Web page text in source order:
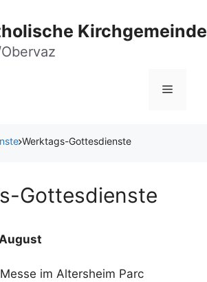
Kirchgemeinde
Menü
Werktags-Gottesdienste
Gottesdienste
im Altersheim Parc